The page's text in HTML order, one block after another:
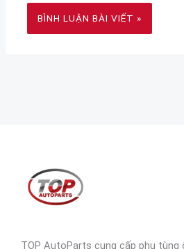
TOP AutoParts cung cấp phụ